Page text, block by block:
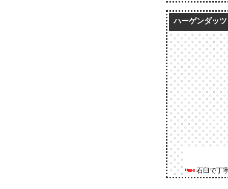
ハーゲンダッ
石臼で丁